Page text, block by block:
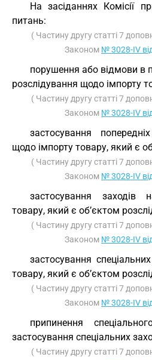
На засіданнях Комісії
питань:
( Частину другу статті 7
Законом № 3028-IV
порушення або відмови в
розслідування щодо імпорту
( Частину другу статті 7
Законом № 3028-IV
застосування
щодо імпорту товару, який є
( Частину другу статті 7
Законом № 3028-IV
застосування заходів
товару, який є об’єктом
( Частину другу статті 7
Законом № 3028-IV
застосування
товару, який є об’єктом
( Частину другу статті 7
Законом № 3028-IV
припинення
застосування спеціальних
( Частину другу статті 7